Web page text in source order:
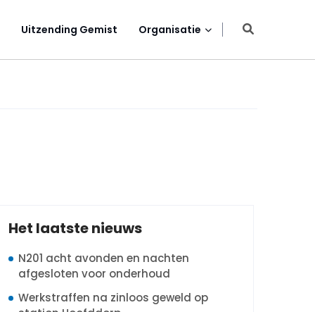
Uitzending Gemist Organisatie
Het laatste nieuws
N201 acht avonden en nachten
afgesloten voor onderhoud
Werkstraffen na zinloos geweld op